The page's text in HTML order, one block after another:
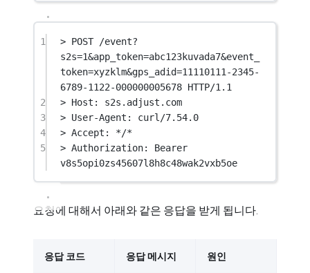
1
> POST /event?
s2s=1&app_token=abc123kuvada7&event_
token=xyzklm&gps_adid=11110111-2345-
6789-1122-000000005678 HTTP/1.1
2
> Host: s2s.adjust.com
3
> User-Agent: curl/7.54.0
4
> Accept: */*
5
> Authorization: Bearer
v8s5opi0zs45607l8h8c48wak2vxb5oe
요청에 대해서 아래와 같은 응답을 받게 됩니다.
응답 코드 응답 메시지 원인